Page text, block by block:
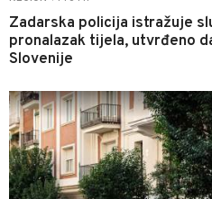
Zadarska policija istražuje
pronalazak tijela, utvrđeno
Slovenije